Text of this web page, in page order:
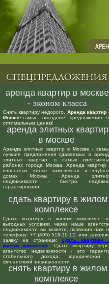
аренда квартир в москве
- эконом класса
Снять квартиру недорого. Аренда квартир
Москве-самые выгодные предложения
оптимальным ценам!
аренда элитных квартир
в москве
Аренда элитных квартир в Москве -
лучшие предложения сдаваемых в
элитных квартир, в самых
районах города Москва. Аренда квартир
известных жилых комплексах и
домах Москвы. Аренда
недвижимости - быстро, надежно,
гарантировано!
сдать квартиру в жилом
комплексе
Сдать квартиру в жилом комплексе
выгодных условиях через наше
недвижимости вы можете, позвонив нам
телефону: +7 (495) 518-19-12, или
заявку на странице:сдать квартиру
жилом комплексе . Сдать квартиру
агентство недвижимости - это
стабильного дохода, юридической
финансовой защищенности.
снять квартиру в жилом
комплексе